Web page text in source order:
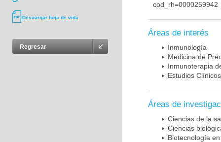
Descargar hoja de vida
Regresar
cod_rh=0000259942
Áreas de interés
Inmunología
Medicina de
Inmunoterapia
Estudios Clínicos
Áreas de
Ciencias de la
Ciencias
Biotecnología